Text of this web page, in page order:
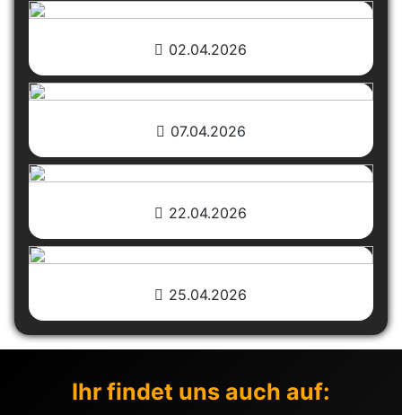
02.04.2026
07.04.2026
22.04.2026
25.04.2026
Ihr findet uns auch auf: